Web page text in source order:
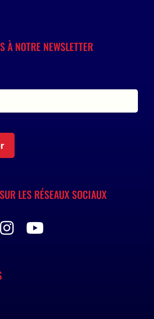
À NOTRE NEWSLETTER
LES RÉSEAUX SOCIAUX